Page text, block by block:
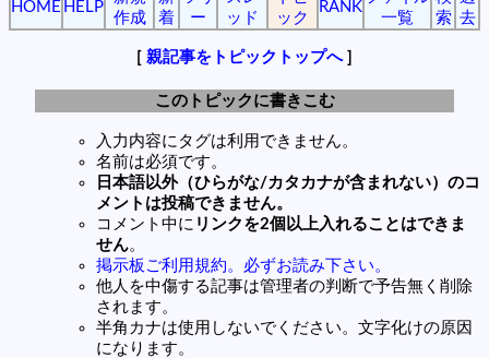
HOME HELP
作成
着
ー
ッド
ック
RANK
一覧
索 去
[ 親記事をトピックトップへ]
このトピックに書きこむ
入力内容にタグは利用できません。
名前は必須です。
日本語以外（ひらがな/カタカナが含まれない）のコ
メントは投稿できません。
コメント中に リンクを2個以上入れることはできま
せん。
掲示板ご利用規約。必ずお読み下さい。
他人を中傷する記事は管理者の判断で予告無く削除
されます。
半角カナは使用しないでください。文字化けの原因
になります。